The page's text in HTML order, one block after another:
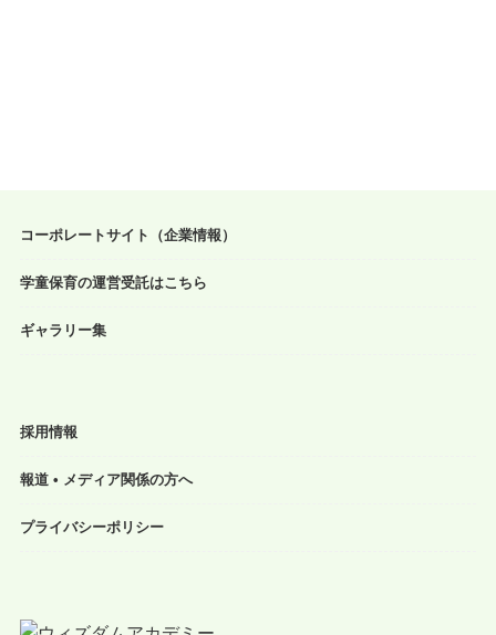
コーポレートサイト（企業情報）
学童保育の運営受託はこちら
ギャラリー集
採用情報
報道 • メディア関係の方へ
プライバシーポリシー